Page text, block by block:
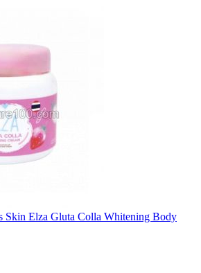
Skin Elza Gluta Colla Whitening Body